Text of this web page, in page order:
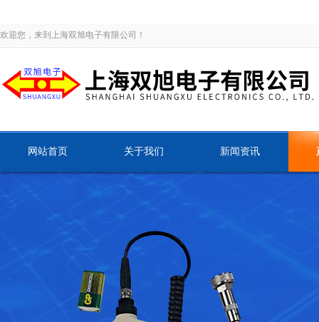
欢迎您，来到上海双旭电子有限公司！
网站首页 关于我们 新闻资讯